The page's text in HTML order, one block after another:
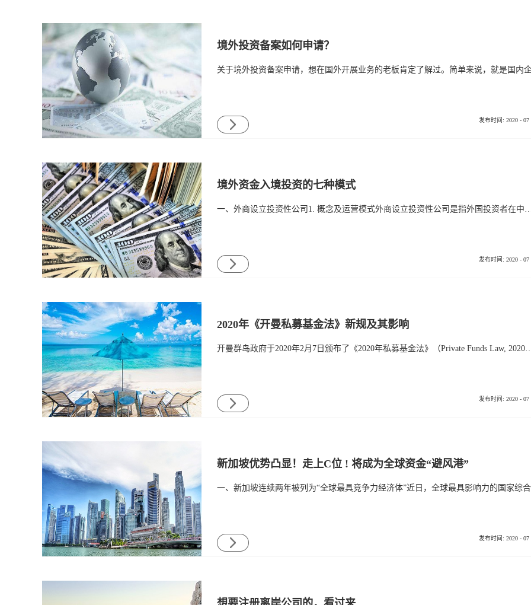
境外投资备案如何申请？
发布时间: 2020 - 07
境外资金入境投资的七种模式
一、外商设立投资性公司1. 概念及运营模式外商设立投资性公司是指外国投资者在中国以独资或中外合资的形式设立的从事直接投资业务的公司。其运营模式为境外公司在境内收购或者成立子公司，海外股东以注入投资额的名义调动境外资金进入境内子公司，投资额包括资本金和投注差，境内子
发布时间: 2020 - 07
2020年《开曼私募基金法》新规及其影响
开曼群岛政府于2020年2月7日颁布了《2020年私募基金法》（Private Funds Law, 2020）及《2020年私募基金规定》（Private Funds Regulations 2020）（以下合并简称“开曼新私募基金法”）。开曼新私募基金法出
发布时间: 2020 - 07
新加坡优势凸显！走上C位 ! 将成为全球资金“避风港”
一、新加坡连续两年被
发布时间: 2020 - 07